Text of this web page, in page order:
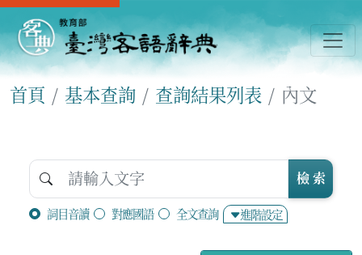
首頁 基本查詢 查詢結果列表 內文
詞目音讀 對應國語 全文查詢 進階設定
檢 索